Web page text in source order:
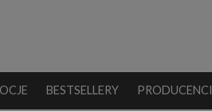
BESTSELLERY PRODUCENCI